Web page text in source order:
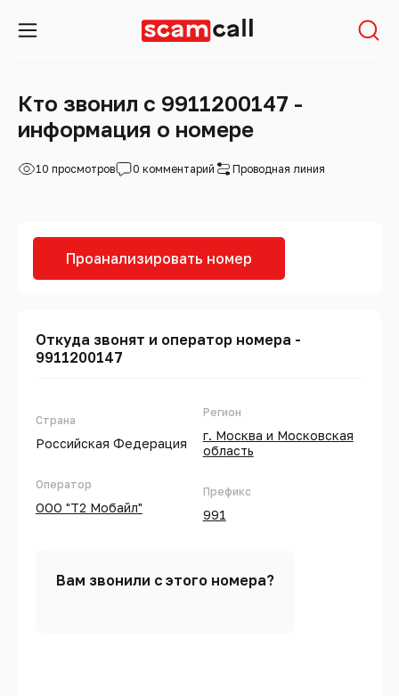
Кто звонил с 9911200147 -
информация о номере
10 просмотров 0 комментарий Проводная линия
Проанализировать номер
Откуда звонят и оператор номера -
9911200147
Страна
Российская Федерация
Оператор
ООО "Т2 Мобайл"
Регион
г. Москва и Московская
область
Префикс
991
Вам звонили с этого номера?